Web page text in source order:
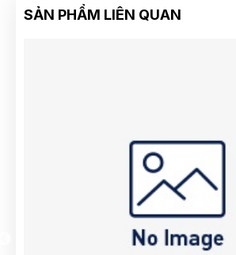
SẢN PHẨM LIÊN QUAN